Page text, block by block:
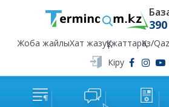
Жоба жайлыХат жазуҚұжаттарҚаз/Qaz
Кіру